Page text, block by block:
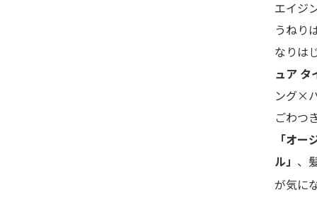
エイジ
うねり
なりは
ュア タ
ング×
ごわつ
「オー
ル」 、
が気に